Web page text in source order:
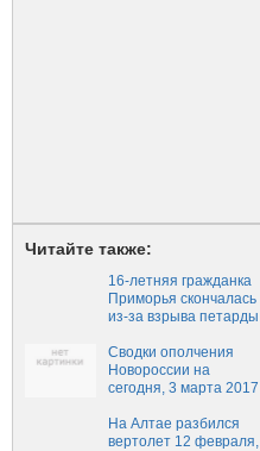
Читайте также:
16-летняя гражданка
Приморья скончалась
из-за взрыва петарды
Сводки ополчения
Новороссии на
сегодня, 3 марта 2017
На Алтае разбился
вертолет 12 февраля,